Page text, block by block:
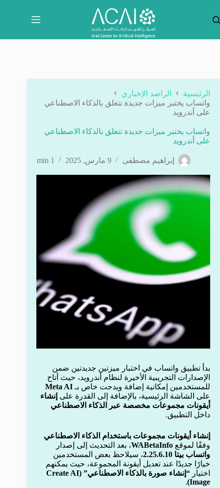
المحتوى
الرئيسية
الراصد الإخباري
واتساب يختبر ميزات جديدة تتعلق بالذكاء الاصطناعي
على أندرويد
واتساب يختبر ميزات جديدة تتعلق بالذكاء الاصطناعي
على أندرويد
إبراهيم مصطفى 9 مارس, 2025 1 min
بدأ تطبيق واتساب في اختبار ميزتين جديدتين ضمن
الإصدارات التجريبية الأخيرة لنظام أندرويد، حيث أتاح
للمستخدمين إمكانية إضافة ويدجت خاص بـ Meta AI
على الشاشة الرئيسية، بالإضافة إلى القدرة على إنشاء
أيقونات مجموعات مخصصة عبر الذكاء الاصطناعي
داخل التطبيق.
إنشاء أيقونات مجموعات باستخدام الذكاء الاصطناعي
وفقًا لموقع WABetaInfo، بعد التحديث إلى إصدار
واتساب بيتا 2.25.6.10
، سيلاحظ بعض المستخدمين
خيارًا جديدًا عند تعديل أيقونة المجموعة، حيث يمكنهم
اختيار
“إنشاء صورة بالذكاء الاصطناعي” (Create AI
Image)
.